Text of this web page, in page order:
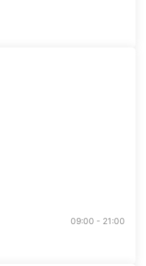
09:00 - 21:00